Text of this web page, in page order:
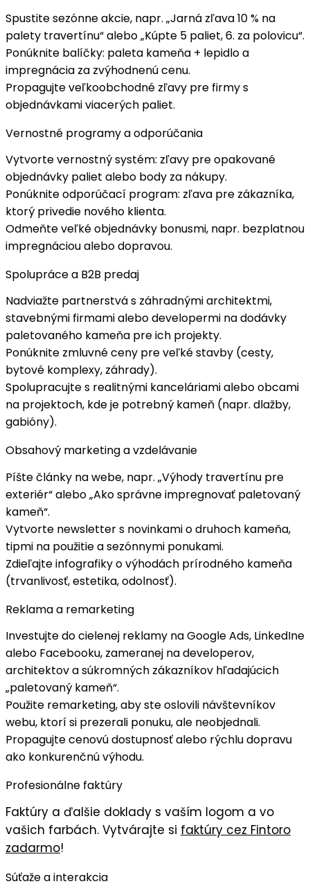
Spustitesezónne akcie, napr. „Jarná zľava 10 % na
palety travertínu“ alebo „Kúpte 5 paliet, 6. za polovicu“.
Ponúknite balíčky: paleta kameňa + lepidlo a
impregnácia za zvýhodnenú cenu.
Propagujteveľkoobchodné zľavy pre firmy s
objednávkami viacerých paliet.
Vernostné programy a odporúčania
Vytvortevernostný systém: zľavy pre opakované
objednávky paliet alebo body za nákupy.
Ponúkniteodporúčací program: zľava pre zákazníka,
ktorý privedie nového klienta.
Odmeňteveľké objednávky bonusmi, napr. bezplatnou
impregnáciou alebo dopravou.
Spolupráce a B2B predaj
Nadviažte partnerstvá s záhradnými architektmi,
stavebnými firmami alebo developermi na dodávky
paletovaného kameňa pre ich projekty.
Ponúknite zmluvné ceny pre veľké stavby (cesty,
bytové komplexy, záhrady).
Spolupracujte s realitnými kanceláriamialebo obcami
na projektoch, kde je potrebný kameň (napr. dlažby,
gabióny).
Obsahový marketing a vzdelávanie
Píštečlánky na webe, napr. „Výhody travertínu pre
exteriér“ alebo „Ako správne impregnovať paletovaný
kameň“.
Vytvorte newsletters novinkami o druhoch kameňa,
tipmi na použitie a sezónnymi ponukami.
Zdieľajteinfografikyo výhodách prírodného kameňa
(trvanlivosť, estetika, odolnosť).
Reklama a remarketing
Investujte docielenej reklamy na Google Ads, LinkedIne
alebo Facebooku, zameranej na developerov,
architektov a súkromných zákazníkov hľadajúcich
„paletovaný kameň“.
Použite remarketing, aby ste oslovili návštevníkov
webu, ktorí si prezerali ponuku, ale neobjednali.
Propagujtecenovú dostupnosťalebo rýchlu dopravu
ako konkurenčnú výhodu.
Profesionálne faktúry
Faktúry a ďalšie doklady s vaším logom a vo
vašich farbách. Vytvárajte si faktúry cez Fintoro
zadarmo!
Súťaže a interakcia